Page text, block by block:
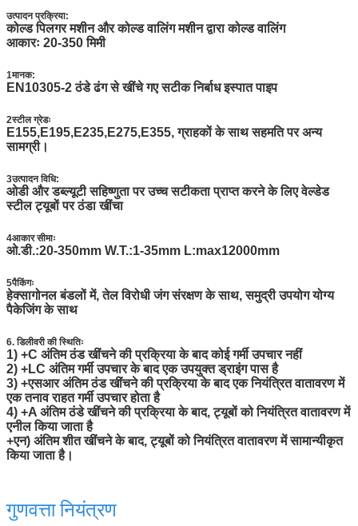
उत्पादन प्रक्रिया:
कोल्ड पिलगर मशीन और कोल्ड वालिंग मशीन द्वारा कोल्ड वालिंग
आकारः 20-350 मिमी
1मानक:
EN10305-2 ठंडे ढंग से खींचे गए सटीक निर्बाध इस्पात पाइप
2स्टील ग्रेडः
E155,E195,E235,E275,E355, ग्राहकों के साथ सहमति पर अन्य
सामग्री।
3उत्पादन विधि:
ओडी और डब्ल्यूटी सहिष्णुता पर उच्च सटीकता प्राप्त करने के लिए वेल्डेड
स्टील ट्यूबों पर ठंडा खींचा
4आकार सीमाः
ओ.डी.:20-350mm W.T.:1-35mm L:max12000mm
5पैकिंगः
हेक्सागोनल बंडलों में, तेल विरोधी जंग संरक्षण के साथ, समुद्री उपयोग योग्य
पैकेजिंग के साथ
6. डिलीवरी की स्थितिः
1) +C अंतिम ठंड खींचने की प्रक्रिया के बाद कोई गर्मी उपचार नहीं
2) +LC अंतिम गर्मी उपचार के बाद एक उपयुक्त ड्राइंग पास है
3) +एसआर अंतिम ठंड खींचने की प्रक्रिया के बाद एक नियंत्रित वातावरण में
एक तनाव राहत गर्मी उपचार होता है
4) +A अंतिम ठंडे खींचने की प्रक्रिया के बाद, ट्यूबों को नियंत्रित वातावरण में
एनील किया जाता है
+एन) अंतिम शीत खींचने के बाद, ट्यूबों को नियंत्रित वातावरण में सामान्यीकृत
किया जाता है।
गुणवत्ता नियंत्रण